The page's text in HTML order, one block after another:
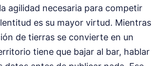
agilidad necesaria para competir
es su mayor virtud. Mientras
de tierras se convierte en un
tiene que bajar al bar, hablar